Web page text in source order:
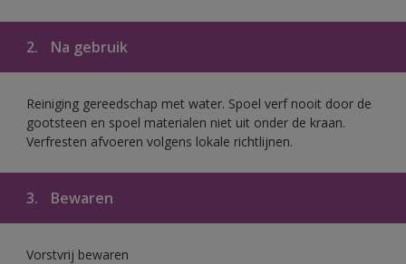
2. Na gebruik
Reiniging gereedschap met water. Spoel verf nooit door de
gootsteen en spoel materialen niet uit onder de kraan.
Verfresten afvoeren volgens lokale richtlijnen.
3. Bewaren
Vorstvrij bewaren